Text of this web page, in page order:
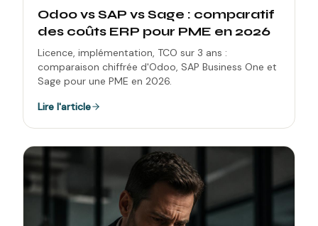
Odoo vs SAP vs Sage : comparatif
des coûts ERP pour PME en 2026
Licence, implémentation, TCO sur 3 ans :
comparaison chiffrée d'Odoo, SAP Business One et
Sage pour une PME en 2026.
Lire l'article